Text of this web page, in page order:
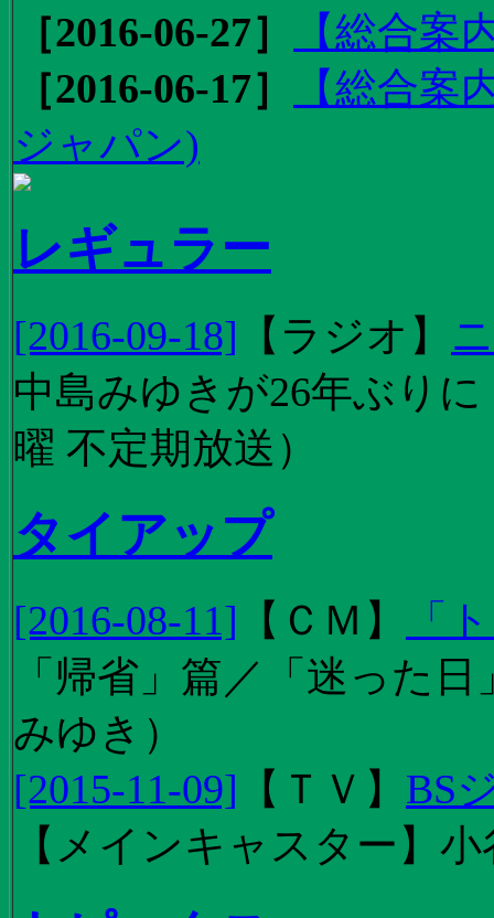
［2016-06-27］
【総合案
［2016-06-17］
【総合
ジャパン)
レギュラー
[2016-09-18] 【 ラジオ 】
中島みゆきが26年ぶり
曜 不定期放送）
タイアップ
[2016-08-11] 【 ＣＭ 】
「
「帰省」篇／「迷った
みゆき）
[2015-11-09] 【 ＴＶ 】 BS
【メインキャスター】